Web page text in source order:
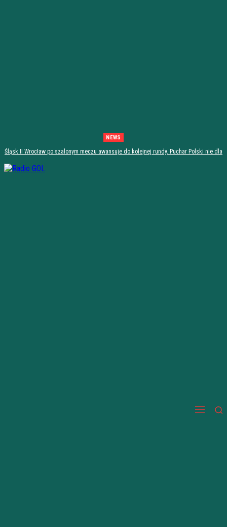
NEWS
Śląsk II Wrocław po szalonym meczu awansuje do kolejnej rundy. Puchar Polski nie dla